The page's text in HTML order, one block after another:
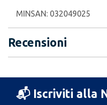
MINSAN: 032049025
Recensioni
📬 Iscriviti alla